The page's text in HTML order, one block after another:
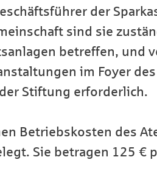
der
sind sie
betreffen, und
im Foyer
Stiftung erforderlich.
Betriebskosten des
Sie betragen 125 €